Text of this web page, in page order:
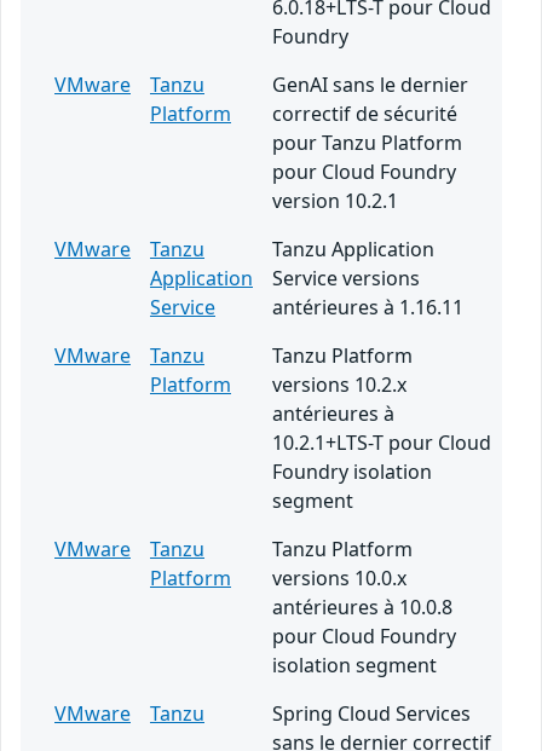
6.0.18+LTS-T pour Cloud
Foundry
VMware
Tanzu
Platform
GenAI sans le dernier
correctif de sécurité
pour Tanzu Platform
pour Cloud Foundry
version 10.2.1
VMware
Tanzu
Application
Service
Tanzu Application
Service versions
antérieures à 1.16.11
VMware
Tanzu
Platform
Tanzu Platform
versions 10.2.x
antérieures à
10.2.1+LTS-T pour Cloud
Foundry isolation
segment
VMware
Tanzu
Platform
Tanzu Platform
versions 10.0.x
antérieures à 10.0.8
pour Cloud Foundry
isolation segment
VMware
Tanzu
Spring Cloud Services
sans le dernier correctif